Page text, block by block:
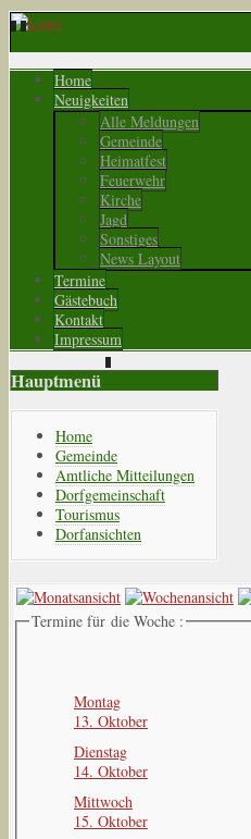
Home
Neuigkeiten
Alle Meldungen
Gemeinde
Heimatfest
Feuerwehr
Kirche
Jagd
Sonstiges
News Layout
Termine
Gästebuch
Kontakt
Impressum
Hauptmenü
Home
Gemeinde
Amtliche Mitteilungen
Dorfgemeinschaft
Tourismus
Dorfansichten
Termine für die Woche :
Montag
13. Oktober
Dienstag
14. Oktober
Mittwoch
15. Oktober